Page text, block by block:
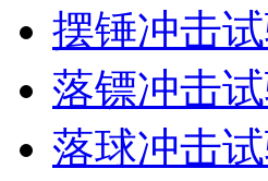
摆锤冲击
落镖冲击
落球冲击